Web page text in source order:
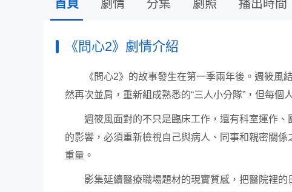
首頁 劇情 分集 劇照 播出時間
《問心2》劇情介紹
《問心2》的故事發生在第一季兩年後。週筱
然再次並肩，重新組成熟悉的“三人小分隊”，但每個
週筱風面對的不只是臨床工作，還有科室運作
的影響，必須重新檢視自己與病人、同事和親密關
重量。
影集延續醫療職場題材的現實質感，把醫院裡